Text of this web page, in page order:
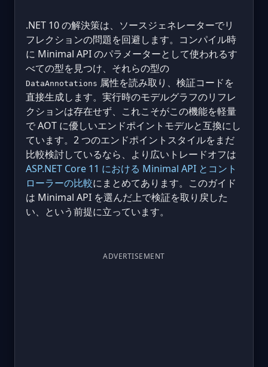
.NET 10 の解決策は、ソースジェネレーターでリ
フレクションの問題を回避します。コンパイル時
に Minimal API のパラメーターとして使われるす
べての型を見つけ、それらの型の
DataAnnotations 属性を読み取り、検証コードを
直接生成します。実行時のモデルグラフのリフレ
クションは存在せず、これこそがこの機能を軽量
で AOT に優しいエンドポイントモデルと互換にし
ています。2 つのエンドポイントスタイルをまだ
比較検討しているなら、より広いトレードオフは
ASP.NET Core 11 における Minimal API とコント
ローラーの比較にまとめてあります。このガイド
は Minimal API を選んだ上で検証を取り戻した
い、という前提に立っています。
ADVERTISEMENT